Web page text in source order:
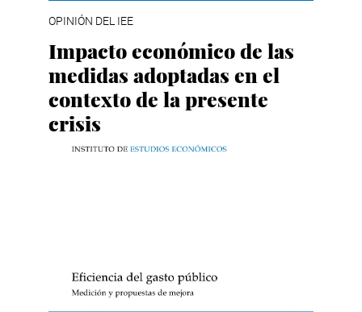
OPINIÓN DEL IEE
Impacto económico de las
medidas adoptadas en el
contexto de la presente
crisis